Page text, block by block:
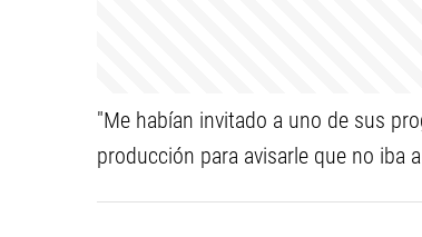
"Me habían invitado a uno de sus
producción para avisarle que no iba